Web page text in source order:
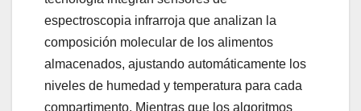
espectroscopia infrarroja que analizan la
composición molecular de los alimentos
almacenados, ajustando automáticamente los
niveles de humedad y temperatura para cada
compartimento. Mientras que los algoritmos